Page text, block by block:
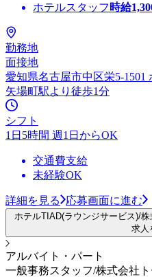
ホテルスタッフ 時給
勤務地
面接地
愛知県名古屋市中区栄5-1501
矢場町駅より徒歩1分
シフト
1日5時間 週1日からOK
交通費支給
未経験OK
詳細を見る 応募画面に進む
ホテルTIAD(ラウンジサービス)/
求人
アルバイト・パート
一般事務スタッフ/株式会社